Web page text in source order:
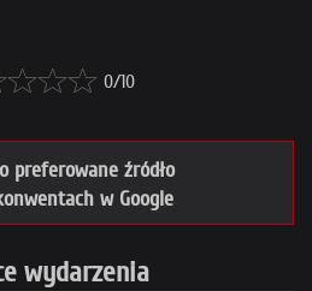
0/10
preferowane źródło
w Google
wydarzenia